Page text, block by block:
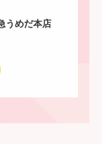
うめだ本店